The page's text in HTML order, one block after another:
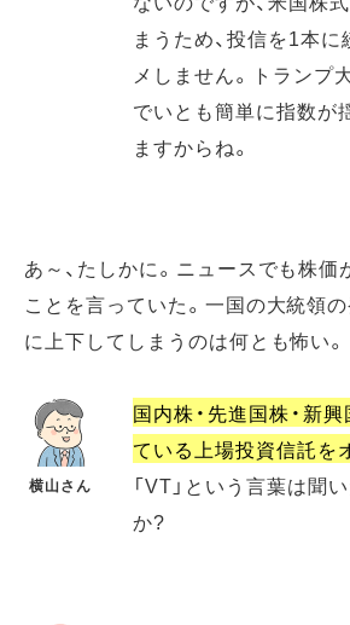
まうため、投信を1本
メしません。トランプ
でいとも簡単に指数が
ますからね。
あ～、たしかに。ニュースでも株
ことを言っていた。一国の大統領
に上下してしまうのは何とも怖い。
横山さん
国内株・先進国株・新
ている上場投資信託を
「VT」という言葉は聞
か?